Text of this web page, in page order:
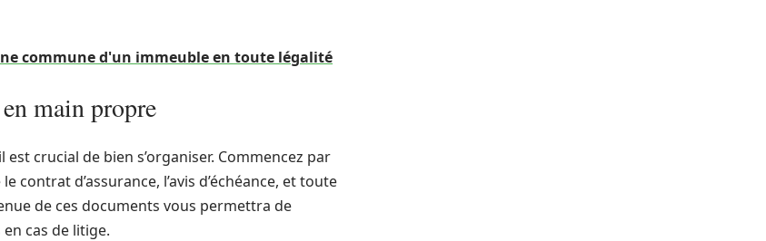
commune d'un immeuble en toute légalité
main propre
crucial de bien s’organiser. Commencez par
d’assurance, l’avis d’échéance, et toute
de ces documents vous permettra de
cas de litige.